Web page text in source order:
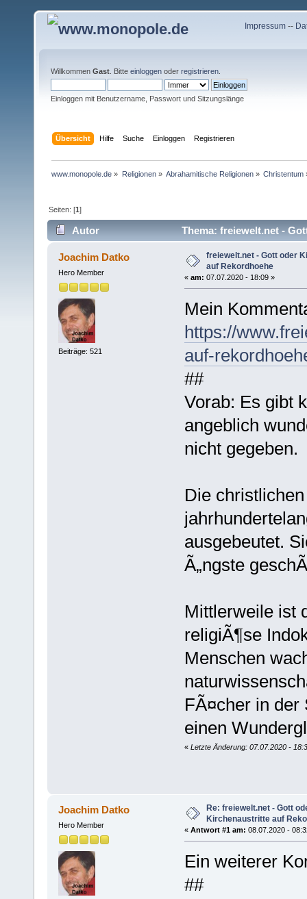
Impressum--
Willkommen Gast . Bitte einloggen oder registrieren
Einloggen mit Benutzername, Passwort und Sitzungslänge
Übersicht Hilfe Suche Einloggen Registrieren
www.monopole.de » Religionen» Abrahamitische Religionen» Christentum
Seiten: [1]
Autor
Thema: freiewelt.net -
mal)
Joachim Datko
Hero Member
Beiträge: 521
freiewelt.net - Gott oder
auf Rekordhoehe
« am: 07.07.2020 - 18:09 »
Mein
https://
auf-
##
Vorab: Es gibt
angeblich
nicht gegeben.
Die
ausgebeutet.
Ã„ngste
Mittlerweile ist
religiÃ¶se
Menschen
FÃ¤cher in
einen
« Letzte Änderung: 07.07.2020 -
Joachim Datko
Hero Member
Re: freiewelt.net - Gott
Kirchenaustritte auf
« Antwort #1 am: 08.07.2020 -
Ein weiterer
##